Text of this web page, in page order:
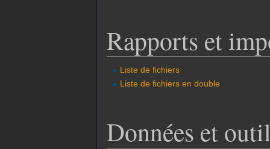
Rapports et
Liste de fichiers
Liste de fichiers en double
Données et